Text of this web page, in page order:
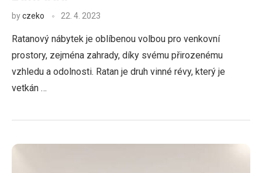
byczeko 22. 4. 2023
Ratanový nábytek je oblíbenou volbou pro venkovní
prostory, zejména zahrady, díky svému přirozenému
vzhledu a odolnosti. Ratan je druh vinné révy, který je
vetkán …